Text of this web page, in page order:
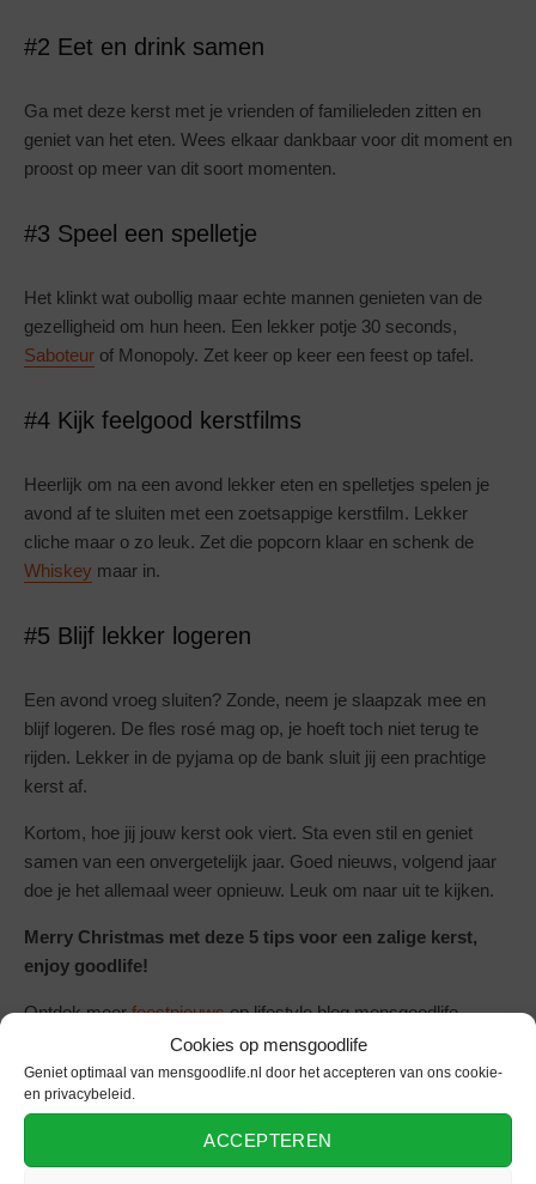
Cookies op mensgoodlife
Geniet optimaal van mensgoodlife.nl door het accepteren van ons cookie-
en privacybeleid.
ACCEPTEREN
#2 Eet en drink samen
Ga met deze kerst met je vrienden of familieleden zitten en
geniet van het eten. Wees elkaar dankbaar voor dit moment en
proost op meer van dit soort momenten.
#3 Speel een spelletje
Het klinkt wat oubollig maar echte mannen genieten van de
gezelligheid om hun heen. Een lekker potje 30 seconds,
Saboteur of Monopoly. Zet keer op keer een feest op tafel.
#4 Kijk feelgood kerstfilms
Heerlijk om na een avond lekker eten en spelletjes spelen je
avond af te sluiten met een zoetsappige kerstfilm. Lekker
cliche maar o zo leuk. Zet die popcorn klaar en schenk de
Whiskey maar in.
#5 Blijf lekker logeren
Een avond vroeg sluiten? Zonde, neem je slaapzak mee en
blijf logeren. De fles rosé mag op, je hoeft toch niet terug te
rijden. Lekker in de pyjama op de bank sluit jij een prachtige
kerst af.
Kortom, hoe jij jouw kerst ook viert. Sta even stil en geniet
samen van een onvergetelijk jaar. Goed nieuws, volgend jaar
doe je het allemaal weer opnieuw. Leuk om naar uit te kijken.
Merry Christmas met deze 5 tips voor een zalige kerst,
enjoy goodlife!
Ontdek meerfeestnieuwsop lifestyle blog mensgoodlife.
ENTERTAINMENT FEESTDAGEN FEESTEN